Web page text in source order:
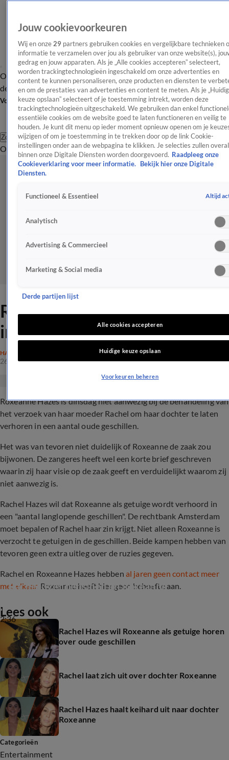
OverzichtAfleveringen Entertainment TV Algemeen
Tip
de redactieNieuwsbrief
Volg Shownieuws
Zoeken
OverzichtEntertainmentSpraakmakendRealityCrimeVideo's
Roxeanne niet bij rechtbank
in geschil met Rachel
HAZES
26 apr 2022, 10:08
Roxeanne Hazes is dinsdag niet aanwezig bij de behandeling van
het verzoek van haar moeder Rachel om haar dochter te laten
verhoren in een aantal oude geschillen.
Het was van tevoren niet duidelijk of Roxeanne de zaak zou
bijwonen. De zangeres heeft wel een korte brief geschreven
waarin zij haar visie op de zaak geeft en verduidelijkt waarom zij
niet aanwezig is.
Rachel Hazes wil dat Roxeanne als getuige wordt verhoord in
een "aantal langlopende geschillen". De rechtbank Amsterdam
moet bepalen of Rachel haar zin krijgt. Niet alleen Roxeanne is
verzocht te getuigen in de geschillen. Beide kampen hebben van
tevoren geen extra uitleg over de ruzies gegeven.
Rachel en Roxeanne Hazes hebben al jaren geen contact meer
met elkaar. Roxeanne heeft hier geen behoefte aan.
2:36
Rachel over pensioen en Roxeanne
Lees ook
Rachel Hazes wil Roxeanne als getuige horen
over oude geschillen
Rachel laat zich uit over dochter Roxeanne
Rachel Hazes haalt keihard uit naar dochter
Roxeanne
Categorieën
Entertainment
Jouw cookievoorkeuren
Wij en onze 29 partners gebruiken cookies en vergelijkbare technieken
informatie te verzamelen over jou als gebruiker van onze website(s),
gedrag en jouw apparaten. Als je „Alle cookies accepteren” selecteert,
worden trackingtechnologieën ingeschakeld om onze advertenties en
content te kunnen personaliseren, onze producten en diensten te
en om de prestaties van advertenties en content te meten. Als je
keuze opslaan” selecteert of je toestemming intrekt, worden deze
trackingtechnologieën uitgeschakeld. We gebruiken dan enkel
essentiële cookies om de website goed te laten functioneren en veilig te
houden. Je kunt dit menu op ieder moment opnieuw openen om je
wijzigen of om je toestemming in te trekken door op de link Cookie-
instellingen onder aan de webpagina te klikken. Je selecties zullen overal
binnen onze Digitale Diensten worden doorgevoerd. Raadpleeg onze
Cookieverklaring voor meer informatie.
Bekijk hier onze Digitale
Diensten.
Functioneel & Essentieel Altijd
Analytisch
Advertising & Commercieel
Marketing & Social media
Derde partijen lijst
Alle cookies accepteren
Huidige keuze opslaan
Voorkeuren beheren